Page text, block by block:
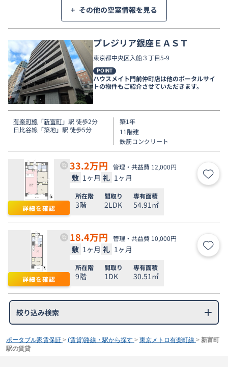
+ その他の空室情報を見る
プレジリア銀座ＥＡＳＴ
東京都中央区入船３丁目5-9
POINT
ハウスメイト門前仲町店は他のポータルサイ
トの物件もご紹介させていただきます。
有楽町線 「新富町」駅 徒歩2分
日比谷線 「築地」駅 徒歩5分
築1年
11階建
鉄筋コンクリート
詳細を確認
33.2万円 管理・共益費 12,000円
敷 1ヶ月 礼 1ヶ月 お気
所在階
3階
間取り
2LDK
専有面積
54.91㎡
詳細を確認
18.4万円 管理・共益費 10,000円
敷 1ヶ月 礼 1ヶ月 お気
所在階
9階
間取り
1DK
専有面積
30.51㎡
絞り込み検索
ポータブル家賃保証 > (賃貸)路線・駅から探す > 東京メトロ有楽町線 > 新富町
駅の賃貸